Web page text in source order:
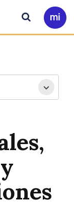
Ir
a
Buscar